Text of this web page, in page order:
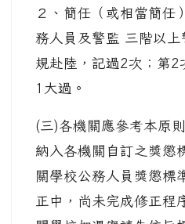
２、簡任（或相當簡任
務人員及警監 三階以
規赴陸，記過2次；第2
1大過。
(三)各機關應參考本原
納入各機關自訂之獎懲
關學校公務人員獎懲標
正中，尚未完成修正程